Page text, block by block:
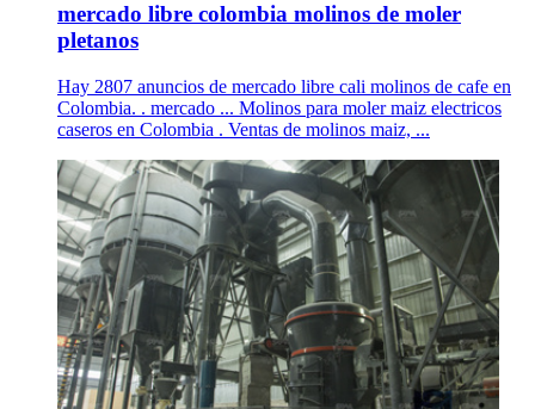
mercado libre colombia molinos de moler
pletanos
Hay 2807 anuncios de mercado libre cali molinos de cafe en
Colombia. . mercado ... Molinos para moler maiz electricos
caseros en Colombia . Ventas de molinos maiz, ...